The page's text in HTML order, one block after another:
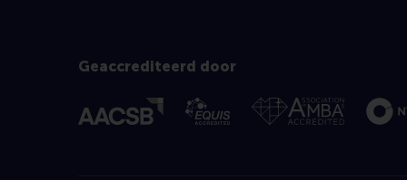
Geaccrediteerd door